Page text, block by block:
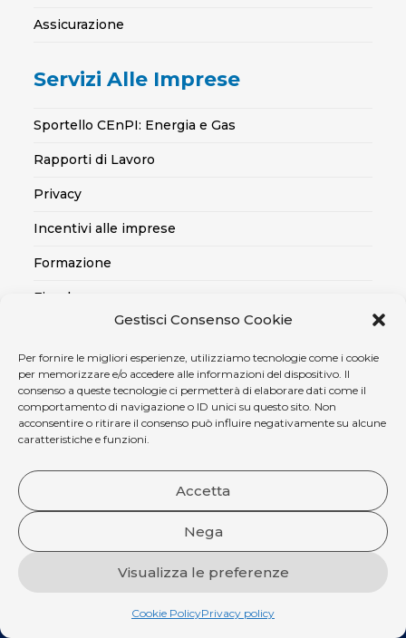
Gestisci Consenso Cookie
Per fornire le migliori esperienze, utilizziamo tecnologie come i cookie
per memorizzare e/o accedere alle informazioni del dispositivo. Il
consenso a queste tecnologie ci permetterà di elaborare dati come il
comportamento di navigazione o ID unici su questo sito. Non
acconsentire o ritirare il consenso può influire negativamente su alcune
caratteristiche e funzioni.
Accetta
Nega
Visualizza le preferenze
Cookie PolicyPrivacy policy
Assicurazione
Servizi Alle Imprese
Sportello CEnPI: Energia e Gas
Rapporti di Lavoro
Privacy
Incentivi alle imprese
Formazione
Fiscale
Credito alle imprese
Certificazioni SOA, Qualità..
Assicurativo
Ambiente, sicurezza e medicina del lavoro
Copyright 2004 - 2026 Confartigianato Terni. P. I. 00787780550 .
Privacy policy Preferenza cookie
Portale|CRM Aziendale